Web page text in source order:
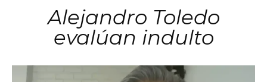
Alejandro Toledo
evalúan indulto